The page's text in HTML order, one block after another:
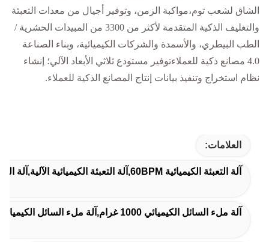
الشاق لشعب توم،مواكبة الزمن، وتوفير أجيال من معدات التعبئة
والتغليف الذكية المتقدمة لأكثر من 3300 من المبيدات الحشرية /
الطب البيطري، والأسمدة والشركات الكيميائية، وبناء الصناعة
4.0 مصانع ذكية للعملاءتوفير مستودع ثلاثي الأبعاد الآلي؛ إنشاء
نظام استخراج وتنفيذ بيانات إنتاج المصانع الذكية للعملاء.
العلامات:
آلة التعبئة الكيميائية 60BPM,آلة التعبئة الكيميائية الآلية,آلة التعبئة الكيميائية التي يتم التحكم بها بواسطة PLC
آلة ملء السائل الكيميائي 1000 غرام,آلة ملء السائل الكيميائي 500 غرام,25 كيس/دقيقة آلة ملء كيميائية